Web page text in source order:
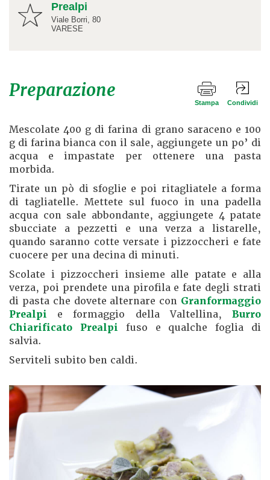
Prealpi
Viale Borri, 80
VARESE
Preparazione
Stampa Condividi
Mescolate 400 g di farina di grano saraceno e 100
g di farina bianca con il sale, aggiungete un po’ di
acqua e impastate per ottenere una pasta
morbida.
Tirate un pò di sfoglie e poi ritagliatele a forma
di tagliatelle. Mettete sul fuoco in una padella
acqua con sale abbondante, aggiungete 4 patate
sbucciate a pezzetti e una verza a listarelle,
quando saranno cotte versate i pizzoccheri e fate
cuocere per una decina di minuti.
Scolate i pizzoccheri insieme alle patate e alla
verza, poi prendete una pirofila e fate degli strati
di pasta che dovete alternare con Granformaggio
Prealpi e formaggio della Valtellina, Burro
Chiarificato Prealpi fuso e qualche foglia di
salvia.
Serviteli subito ben caldi.